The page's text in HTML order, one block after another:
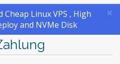
×
Cheap Linux VPS , High
and NVMe Disk